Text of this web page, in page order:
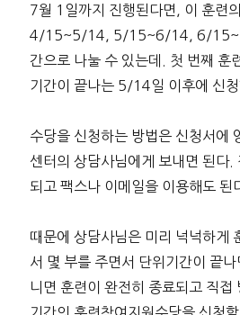
7월 1일까지 진행된다면, 이 훈련
4/15~5/14, 5/15~6/14, 6/
간으로 나눌 수 있는데. 첫 번째 훈
기간이 끝나는 5/14일 이후에 신
수당을 신청하는 방법은 신청서에
센터의 상담사님에게 보내면 된다.
되고 팩스나 이메일을 이용해도 된
때문에 상담사님은 미리 넉넉하게
서 몇 부를 주면서 단위기간이 끝
니면 훈련이 완전히 종료되고 직접